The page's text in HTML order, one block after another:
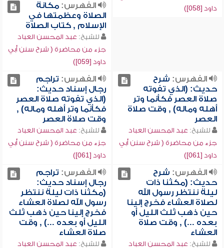
داود [058])
الفهرس:مكانة
الصلاة وعظمتها في
الإسلام , كتاب الصلاة
للشيخ: عبد المحسن العباد
جزء من محاضرة ( شرح سنن أبي
داود [059])
الفهرس: شرح
حديث: (الذي تفوته
صلاة العصر فكأنما وتر
أهله وماله) , وقت صلاة
العصر
للشيخ: عبد المحسن العباد
جزء من محاضرة ( شرح سنن أبي
داود [061])
الفهرس: تراجم
رجال إسناد حديث:
(الذي تفوته صلاة العصر
فكأنما وتر أهله وماله) ,
وقت صلاة العصر
للشيخ: عبد المحسن العباد
جزء من محاضرة ( شرح سنن أبي
داود [061])
الفهرس: شرح
حديث: (مكثنا ذات
ليلة ننتظر رسول الله
لصلاة العشاء فخرج إلينا
حين ذهب ثلث الليل أو
بعده ...) , وقت صلاة
العشاء
للشيخ: عبد المحسن العباد
الفهرس: تراجم
رجال إسناد حديث:
(مكثنا ذات ليلة ننتظر
رسول الله لصلاة العشاء
فخرج إلينا حين ذهب ثلث
الليل أو بعده ...) , وقت
صلاة العشاء
للشيخ: عبد المحسن العباد